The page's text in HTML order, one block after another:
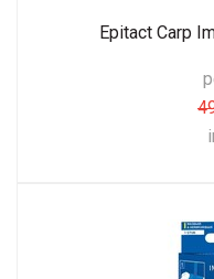
Epitact Carp